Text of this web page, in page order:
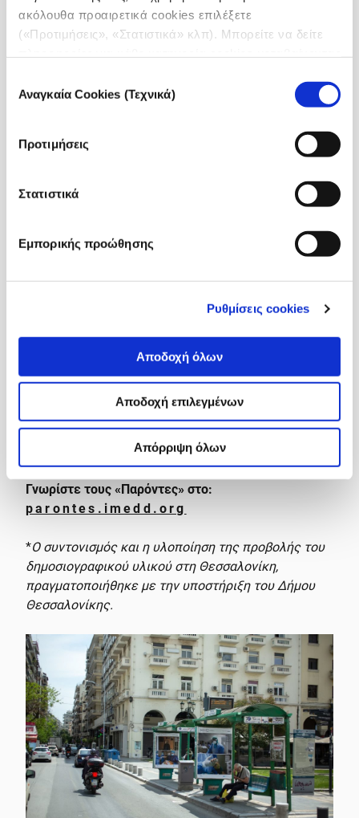
ακόλουθα προαιρετικά cookies επιλέξετε
(«Προτιμήσεις», «Στατιστικά» κλπ). Μπορείτε να δείτε
συγκατάθεσης
Αναγκαία Cookies (Τεχνικά)
Προτιμήσεις
Στατιστικά
Εμπορικής προώθησης
Ρυθμίσεις cookies
Αποδοχή όλων
Αποδοχή επιλεγμένων
Απόρριψη όλων
Γνωρίστε τους «Παρόντες» στο:
parontes.imedd.org
*Ο συντονισμός και η υλοποίηση της προβολής του
δημοσιογραφικού υλικού στη Θεσσαλονίκη,
πραγματοποιήθηκε με την υποστήριξη του Δήμου
Θεσσαλονίκης.